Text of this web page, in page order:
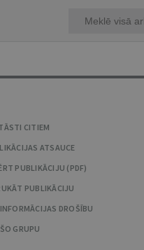
CITIEM
ATSAUCE
PUBLIKĀCIJU (PDF)
PUBLIKĀCIJU
DROŠĪBU
GRUPU